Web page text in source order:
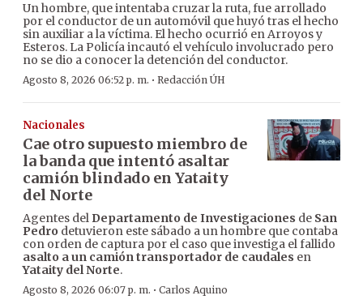
Un hombre, que intentaba cruzar la ruta, fue arrollado
por el conductor de un automóvil que huyó tras el hecho
sin auxiliar a la víctima. El hecho ocurrió en Arroyos y
Esteros. La Policía incautó el vehículo involucrado pero
no se dio a conocer la detención del conductor.
Agosto 8, 2026 06:52 p. m. · Redacción ÚH
Nacionales
Cae otro supuesto miembro de
la banda que intentó asaltar
camión blindado en Yataity
del Norte
Agentes del Departamento de Investigaciones de San
Pedro detuvieron este sábado a un hombre que contaba
con orden de captura por el caso que investiga el fallido
asalto a un camión transportador de caudales en
Yataity del Norte.
Agosto 8, 2026 06:07 p. m. · Carlos Aquino